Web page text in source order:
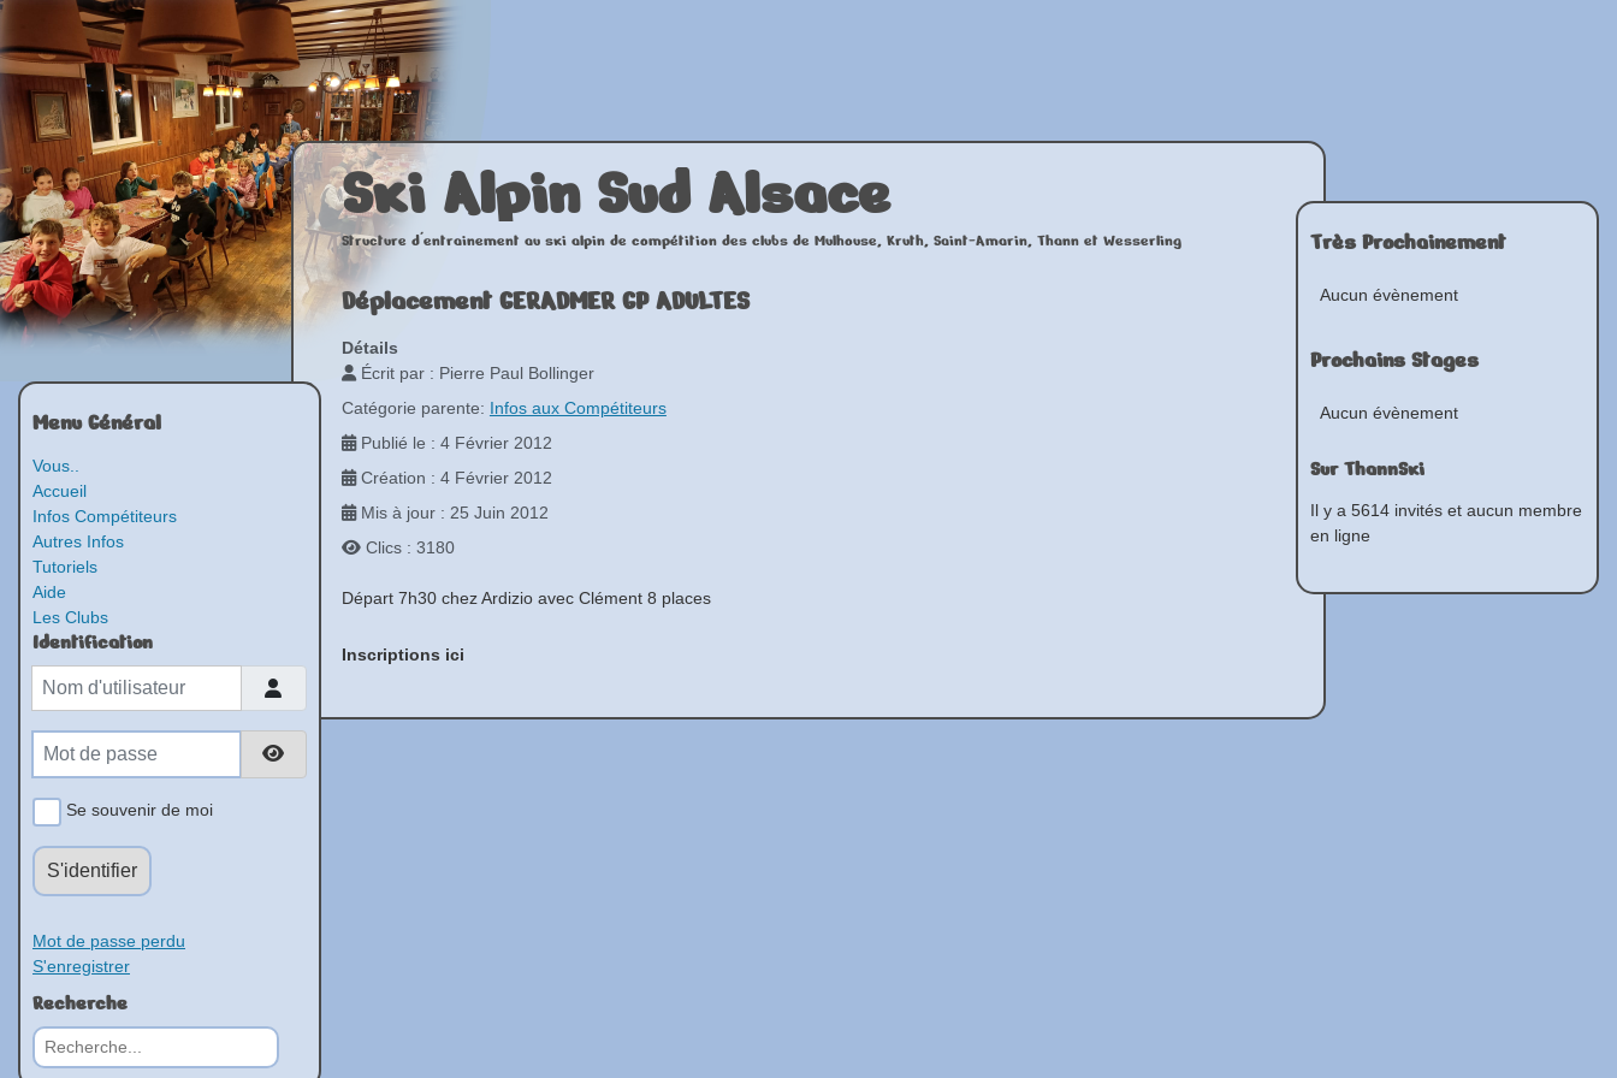
Menu Général
Vous..
Accueil
Infos Compétiteurs
Autres Infos
Tutoriels
Aide
Les Clubs
Identification
Nom d'utilisateur
Se souvenir de moi
S'identifier
Mot de passe perdu
S'enregistrer
Recherche
Rechercher
Ski Alpin Sud Alsace
Structure d'entrainement au ski alpin de compétition des clubs de Mulhouse, Kruth, Saint-Amarin, Thann et Wesserling
Déplacement GERADMER GP ADULTES
Détails
Écrit par : Pierre Paul Bollinger
Catégorie parente: Infos aux Compétiteurs
Publié le : 4 Février 2012
Création : 4 Février 2012
Mis à jour : 25 Juin 2012
Clics : 3180
Départ 7h30 chez Ardizio avec Clément 8 places
Inscriptions ici
Très Prochainement
Aucun évènement
Prochains Stages
Aucun évènement
Sur ThannSki
Il y a 5614 invités et aucun membre
en ligne